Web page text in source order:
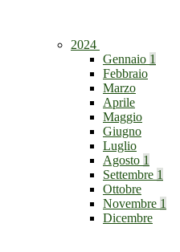
2024
Gennaio 1
Febbraio
Marzo
Aprile
Maggio
Giugno
Luglio
Agosto 1
Settembre 1
Ottobre
Novembre 1
Dicembre